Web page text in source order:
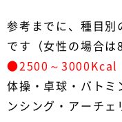
参考までに、種目別
です（女性の場合は
●2500～3000Kcal
体操・卓球・バトミ
ンシング・アーチ